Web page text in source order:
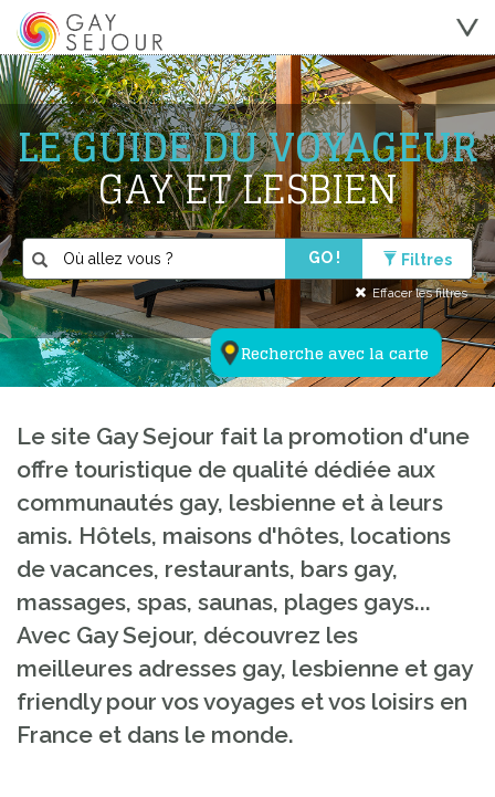
Recherche avec la carte
LE GUIDE DU VOYAGEUR
GAY ET LESBIEN
GO ! Filtres
Effacer les filtres
Le site Gay Sejour fait la promotion d'une
offre touristique de qualité dédiée aux
communautés gay, lesbienne et à leurs
amis. Hôtels, maisons d'hôtes, locations
de vacances, restaurants, bars gay,
massages, spas, saunas, plages gays...
Avec Gay Sejour, découvrez les
meilleures adresses gay, lesbienne et gay
friendly pour vos voyages et vos loisirs en
France et dans le monde.